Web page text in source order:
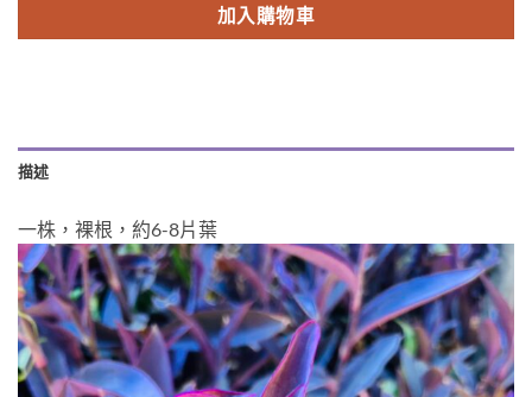
加入購物車
描述
一株，裸根，約6-8片葉